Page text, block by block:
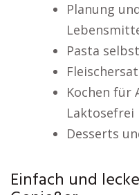
Planung
Pasta
Kochen für
Laktosefrei
Desserts
Einfach und